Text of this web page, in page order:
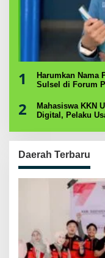
1
Harumkan Nama
Sulsel di Forum
2
Mahasiswa KKN
Digital, Pelaku
Daerah Terbaru